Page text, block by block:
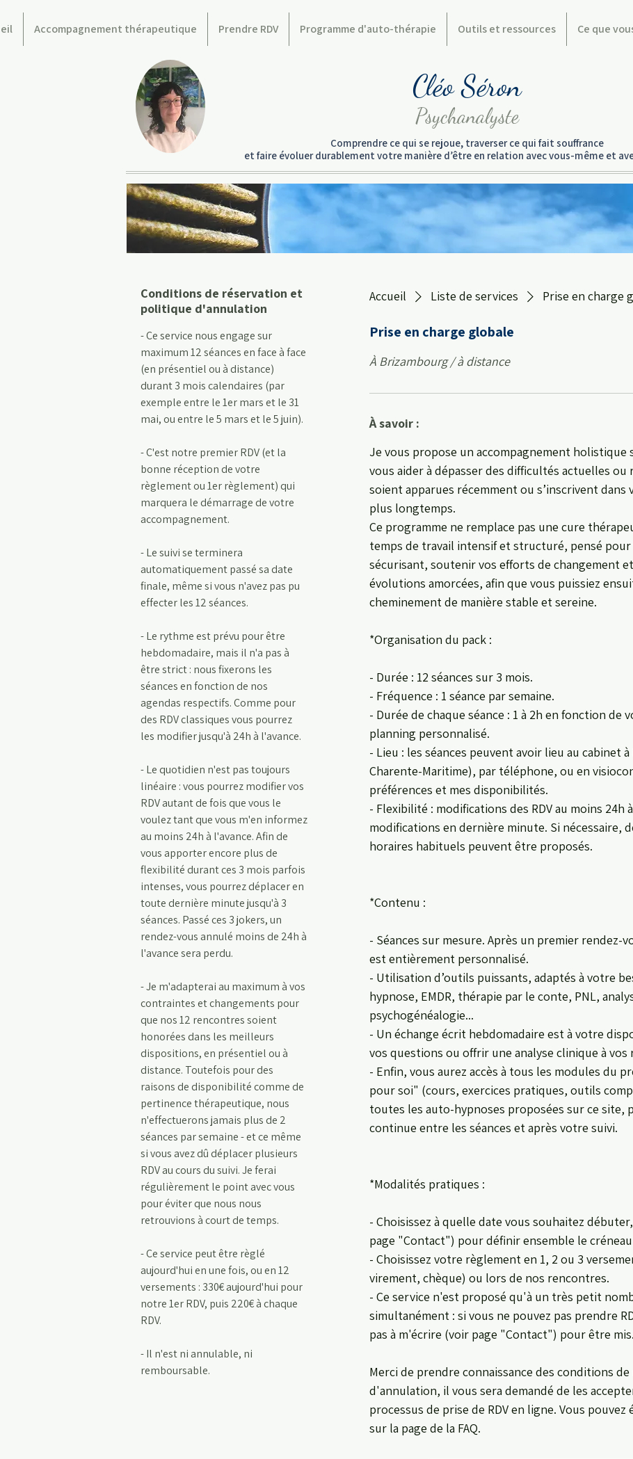
Accompagnement thérapeutique Prendre RDV Programme d'auto-thérapie Outils et ressources Ce que
Cléo Séron
Psychanalyste
Comprendre ce qui se rejoue, traverser ce qui fait souffrance
et faire évoluer durablement votre manière d’être en relation avec vous-même et
Accueil Liste de services Prise en charge
Prise en charge globale
À Brizambourg / à distance
À savoir :
Je vous propose un accompagnement holistique
vous aider à dépasser des difficultés actuelles ou
soient apparues récemment ou s’inscrivent
plus longtemps.
Ce programme ne remplace pas une cure
temps de travail intensif et structuré, pensé
sécurisant, soutenir vos efforts de changement
évolutions amorcées, afin que vous puissiez
cheminement de manière stable et sereine.
*Organisation du pack :
- Durée : 12 séances sur 3 mois.
- Fréquence : 1 séance par semaine.
- Durée de chaque séance : 1 à 2h en fonction de
planning personnalisé.
- Lieu : les séances peuvent avoir lieu au cabinet
Charente-Maritime), par téléphone, ou en
préférences et mes disponibilités.
- Flexibilité : modifications des RDV au moins 24h
modifications en dernière minute. Si nécessaire,
horaires habituels peuvent être proposés.
*Contenu :
- Séances sur mesure. Après un premier rendez-
est entièrement personnalisé.
- Utilisation d’outils puissants, adaptés à votre
hypnose, EMDR, thérapie par le conte, PNL,
psychogénéalogie...
- Un échange écrit hebdomadaire est à votre
vos questions ou offrir une analyse clinique à vos
- Enfin, vous aurez accès à tous les modules du
pour soi" (cours, exercices pratiques, outils
toutes les auto-hypnoses proposées sur ce site,
continue entre les séances et après votre suivi.
*Modalités pratiques :
- Choisissez à quelle date vous souhaitez
page "Contact") pour définir ensemble le
- Choisissez votre règlement en 1, 2 ou 3
virement, chèque) ou lors de nos rencontres.
- Ce service n'est proposé qu'à un très petit
simultanément : si vous ne pouvez pas prendre
pas à m'écrire (voir page "Contact") pour être
Merci de prendre connaissance des conditions
d'annulation, il vous sera demandé de les
processus de prise de RDV en ligne. Vous
sur la page de la FAQ.
Conditions de réservation et
politique d'annulation
- Ce service nous engage sur
maximum 12 séances en face à face
(en présentiel ou à distance)
durant 3 mois calendaires (par
exemple entre le 1er mars et le 31
mai, ou entre le 5 mars et le 5 juin).
- C'est notre premier RDV (et la
bonne réception de votre
règlement ou 1er règlement) qui
marquera le démarrage de votre
accompagnement.
- Le suivi se terminera
automatiquement passé sa date
finale, même si vous n'avez pas pu
effecter les 12 séances.
- Le rythme est prévu pour être
hebdomadaire, mais il n'a pas à
être strict : nous fixerons les
séances en fonction de nos
agendas respectifs. Comme pour
des RDV classiques vous pourrez
les modifier jusqu'à 24h à l'avance.
- Le quotidien n'est pas toujours
linéaire : vous pourrez modifier vos
RDV autant de fois que vous le
voulez tant que vous m'en informez
au moins 24h à l'avance. Afin de
vous apporter encore plus de
flexibilité durant ces 3 mois parfois
intenses, vous pourrez déplacer en
toute dernière minute jusqu'à 3
séances. Passé ces 3 jokers, un
rendez-vous annulé moins de 24h à
l'avance sera perdu.
- Je m'adapterai au maximum à vos
contraintes et changements pour
que nos 12 rencontres soient
honorées dans les meilleurs
dispositions, en présentiel ou à
distance. Toutefois pour des
raisons de disponibilité comme de
pertinence thérapeutique, nous
n'effectuerons jamais plus de 2
séances par semaine - et ce même
si vous avez dû déplacer plusieurs
RDV au cours du suivi. Je ferai
régulièrement le point avec vous
pour éviter que nous nous
retrouvions à court de temps.
- Ce service peut être règlé
aujourd'hui en une fois, ou en 12
versements : 330€ aujourd'hui pour
notre 1er RDV, puis 220€ à chaque
RDV.
- Il n'est ni annulable, ni
remboursable.